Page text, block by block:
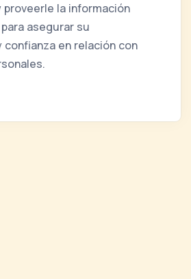
la información
asegurar su
en relación con